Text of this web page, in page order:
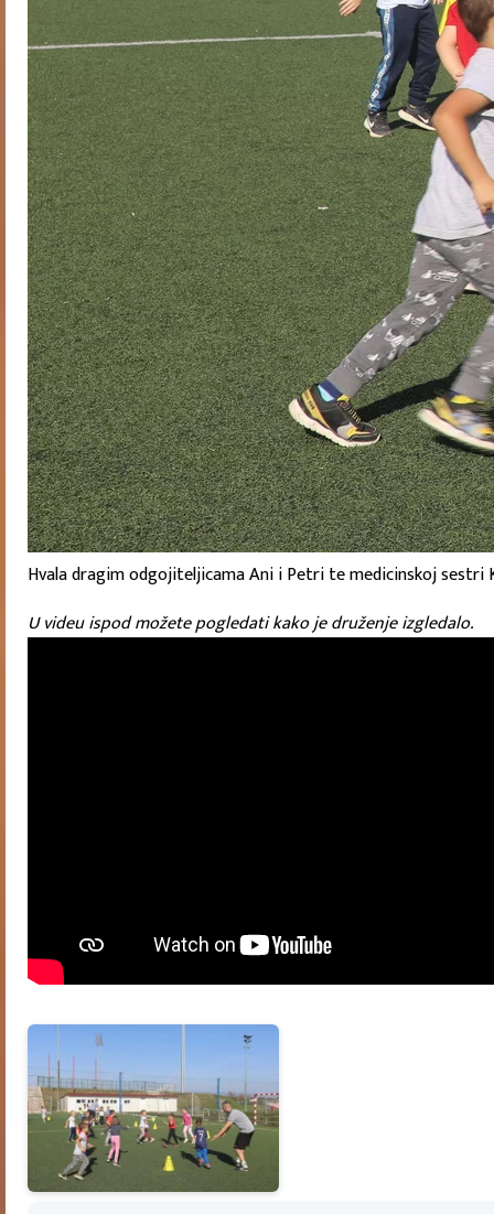
Hvala dragim odgojiteljicama Ani i Petri te medicinskoj
U videu ispod možete pogledati kako je druženje izgledalo.